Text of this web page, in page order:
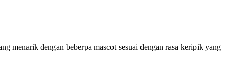
menarik dengan beberpa mascot sesuai dengan rasa keripik yang